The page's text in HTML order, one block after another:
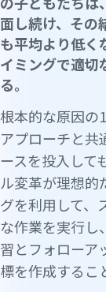
面し続け、その
も平均より低く
イミングで適切
る。
根本的な原因の
アプローチと
ースを投入して
ル変革が理想的
グを利用して、
な作業を実行し
習とフォローア
標を作成するこ